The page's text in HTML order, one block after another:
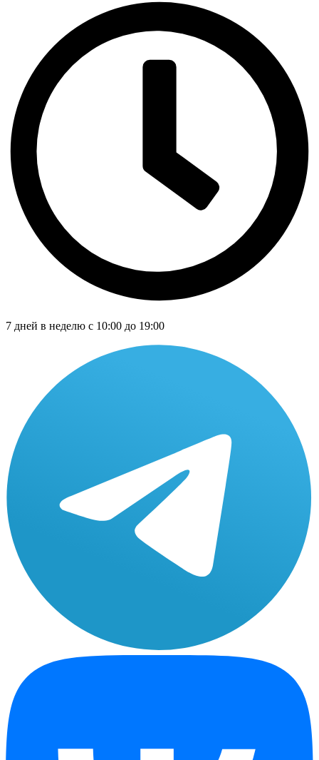
7 дней в неделю с 10:00 до 19:00